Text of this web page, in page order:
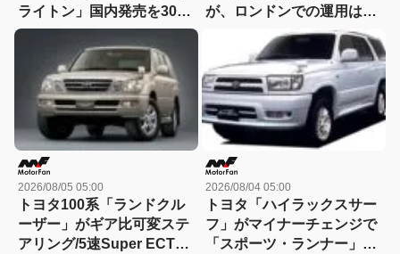
ライトン」国内発売を300
万台限定/294万円で06年に
先行予約スタート！【今日
は何の日？8月7日】
が、ロンドンでの運用は実
現できず(涙)【今日は何の
日？8月6日】
2026/08/05 05:00
トヨタ100系「ランドクル
ーザー」がギア比可変ステ
アリング/5速Super ECTを
2026/08/04 05:00
トヨタ「ハイラックスサー
フ」がマイナーチェンジで
「スポーツ・ランナー」を